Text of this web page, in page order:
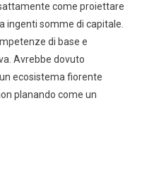
come proiettare
ingenti somme di capitale.
di base e
Avrebbe dovuto
ecosistema fiorente
planando come un